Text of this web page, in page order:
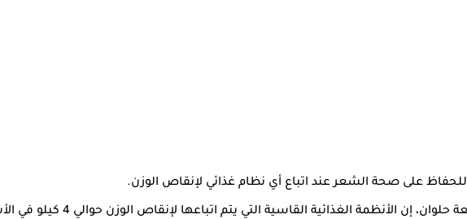
على صحة الشعر عند اتباع أي نظام غذائي لإنقاص الوزن.
القاسية التي يتم اتباعها لإنقاص الوزن حوالي 4 كيلو في الأسبوع فإنها تتسبب في خسارة البروتين وليس الدهون.